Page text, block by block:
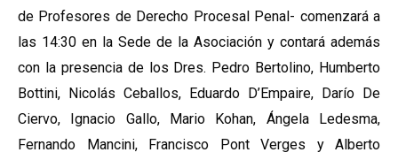
de Profesores de Derecho Procesal Penal- comenzará a
las 14:30 en la Sede de la Asociación y contará además
con la presencia de los Dres. Pedro Bertolino, Humberto
Bottini, Nicolás Ceballos, Eduardo D’Empaire, Darío De
Ciervo, Ignacio Gallo, Mario Kohan, Ángela Ledesma,
Fernando Mancini, Francisco Pont Verges y Alberto